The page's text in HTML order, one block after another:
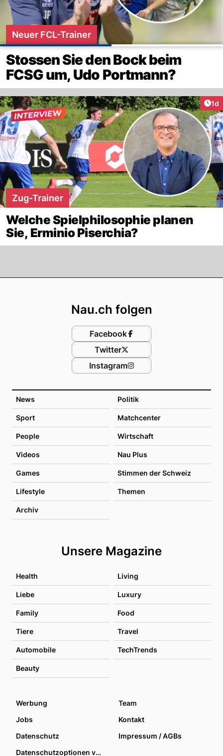
Neuer FCL-Trainer
Stossen Sie den Bock beim
FCSG um, Udo Portmann?
1d
Zug-Trainer
Welche Spielphilosophie planen
Sie, Erminio Piserchia?
News Politik
Sport Matchcenter
People Wirtschaft
Videos Nau Plus
Games Stimmen der Schweiz
Lifestyle Themen
Archiv
Unsere Magazine
Health Living
Liebe Luxury
Family Food
Tiere Travel
Automobile TechTrends
Beauty
Nau.ch folgen
Facebook
Twitter
Instagram
Werbung
Team
Jobs
Kontakt
Datenschutz
Impressum / AGBs
Datenschutzoptionen verwalten